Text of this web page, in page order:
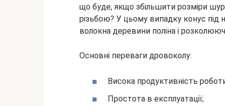
що буде, якщо збільшити розміри
різьбою? У цьому випадку конус під
волокна деревини поліна і
Основні переваги дровоколу:
Висока продуктивність
Простота в експлуатації;